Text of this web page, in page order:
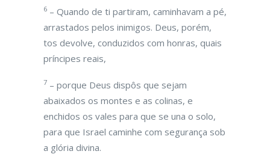
6 – Quando de ti partiram, caminhavam a pé,
arrastados pelos inimigos. Deus, porém,
tos devolve, conduzidos com honras, quais
príncipes reais,
7 – porque Deus dispôs que sejam
abaixados os montes e as colinas, e
enchidos os vales para que se una o solo,
para que Israel caminhe com segurança sob
a glória divina.